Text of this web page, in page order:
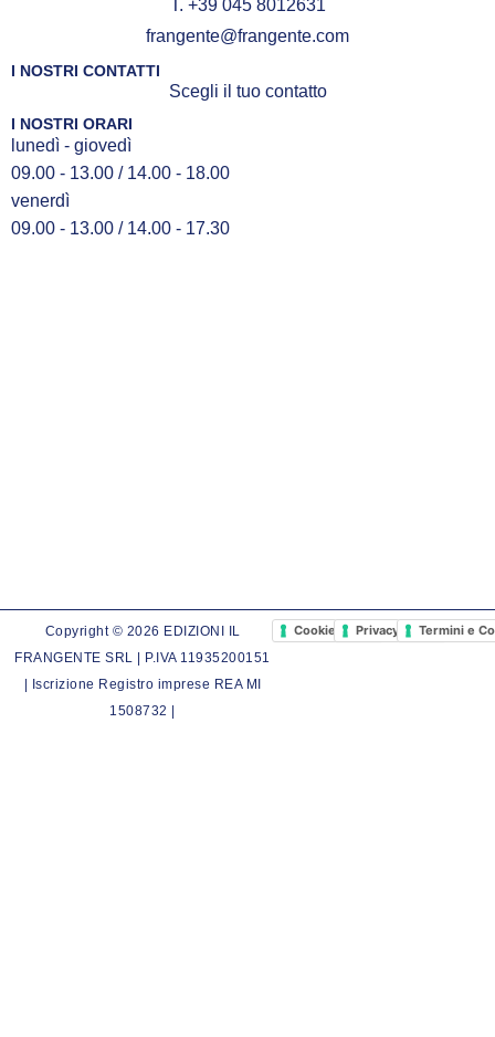
T. +39 045 8012631
frangente@frangente.com
I NOSTRI CONTATTI
Scegli il tuo contatto
I NOSTRI ORARI
lunedì - giovedì
09.00 - 13.00 / 14.00 - 18.00
venerdì
09.00 - 13.00 / 14.00 - 17.30
Copyright © 2026 EDIZIONI IL
FRANGENTE SRL | P.IVA 11935200151
| Iscrizione Registro imprese REA MI
1508732 |
Cookie PolicyPrivacy PolicyTermini e